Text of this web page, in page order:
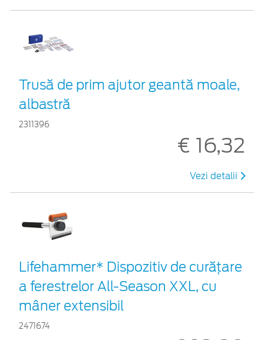
Trusă de prim ajutor geantă moale,
albastră
2311396
€ 16,32
Vezi detalii
Lifehammer* Dispozitiv de curățare
a ferestrelor All-Season XXL, cu
mâner extensibil
2471674